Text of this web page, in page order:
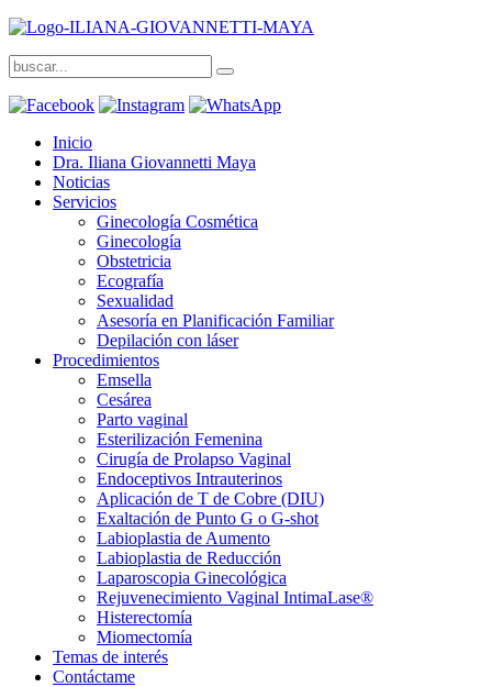
Inicio
Dra. Iliana Giovannetti Maya
Noticias
Servicios
Ginecología Cosmética
Ginecología
Obstetricia
Ecografía
Sexualidad
Asesoría en Planificación Familiar
Depilación con láser
Procedimientos
Emsella
Cesárea
Parto vaginal
Esterilización Femenina
Cirugía de Prolapso Vaginal
Endoceptivos Intrauterinos
Aplicación de T de Cobre (DIU)
Exaltación de Punto G o G-shot
Labioplastia de Aumento
Labioplastia de Reducción
Laparoscopia Ginecológica
Rejuvenecimiento Vaginal IntimaLase®
Histerectomía
Miomectomía
Temas de interés
Contáctame